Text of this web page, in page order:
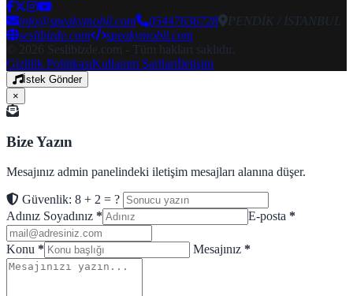
info@speakymobil.com 05447636728
PENDİK / İSTANBUL
seslibizde.com
speakymobil.com
© 2026 Seslibizde.com - Tüm hakları saklıdır.
Gizlilik PolitikasıKullanım Şartlarıİletişim
İstek Gönder
×
Bize Yazın
Mesajınız admin panelindeki iletişim mesajları alanına düşer.
Güvenlik: 8 + 2 = ?
Adınız Soyadınız * E-posta *
Konu * Mesajınız *